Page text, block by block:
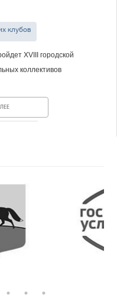
клубов
XVIII городской
коллективов